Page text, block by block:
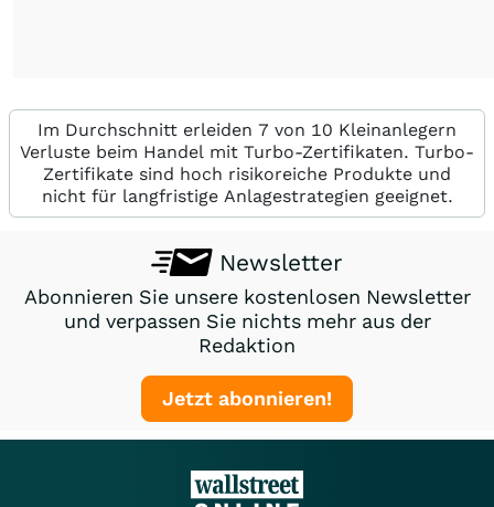
Im Durchschnitt erleiden 7 von 10 Kleinanlegern
Verluste beim Handel mit Turbo-Zertifikaten. Turbo-
Zertifikate sind hoch risikoreiche Produkte und
nicht für langfristige Anlagestrategien geeignet.
Newsletter
Abonnieren Sie unsere kostenlosen Newsletter
und verpassen Sie nichts mehr aus der
Redaktion
Jetzt abonnieren!